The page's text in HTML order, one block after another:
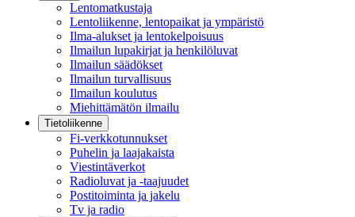
Lentomatkustaja
Lentoliikenne, lentopaikat ja ympäristö
Ilma-alukset ja lentokelpoisuus
Ilmailun lupakirjat ja henkilöluvat
Ilmailun säädökset
Ilmailun turvallisuus
Ilmailun koulutus
Miehittämätön ilmailu
Tietoliikenne
Fi-verkkotunnukset
Puhelin ja laajakaista
Viestintäverkot
Radioluvat ja -taajuudet
Postitoiminta ja jakelu
Tv ja radio